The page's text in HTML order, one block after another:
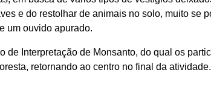
e do restolhar de animais no solo, muito se
um ouvido apurado.
de Interpretação de Monsanto, do qual os
retornando ao centro no final da atividade.